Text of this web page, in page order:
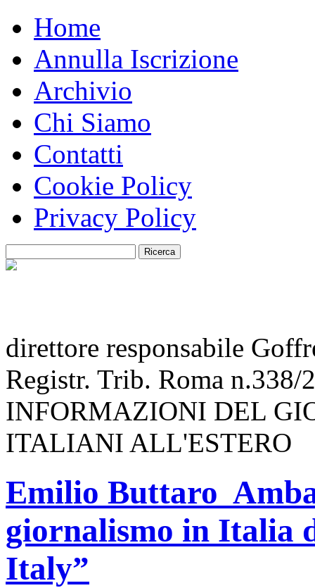
Home
Annulla Iscrizione
Archivio
Chi Siamo
Contatti
Cookie Policy
Privacy Policy
direttore responsabile
Registr. Trib. Roma n.338/
INFORMAZIONI DEL
ITALIANI ALL'ESTERO
Emilio Buttaro
giornalismo in Italia
Italy”